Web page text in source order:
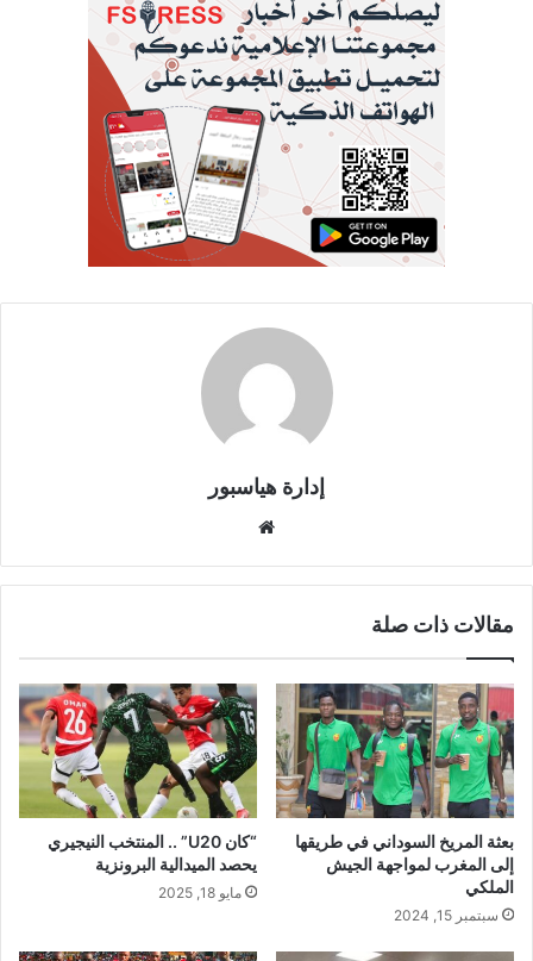
إدارة هياسبور
مقالات ذات صلة
بعثة المريخ السوداني في طريقها
إلى المغرب لمواجهة الجيش
الملكي
سبتمبر 15, 2024
“كان U20” .. المنتخب النيجيري
يحصد الميدالية البرونزية
مايو 18, 2025